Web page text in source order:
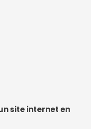
site internet en